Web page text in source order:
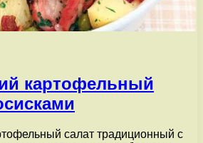
картофельный
салат традиционный с